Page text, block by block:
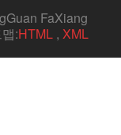
FaXiang
:HTML , XML